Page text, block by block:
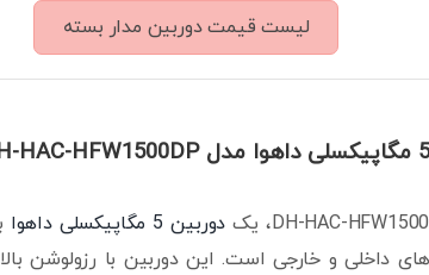
لیست قیمت دوربین مدار بسته
دوربین 5 مگاپیکسلی داهوا